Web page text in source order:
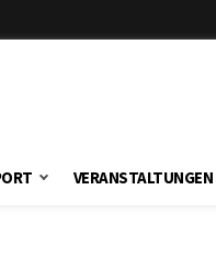
VERANSTALTUNGEN